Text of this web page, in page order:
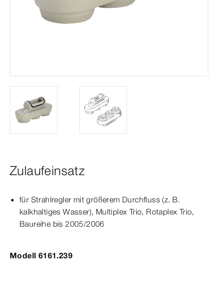
Zulaufeinsatz
für Strahlregler mit größerem Durchfluss (z. B.
kalkhaltiges Wasser), Multiplex Trio, Rotaplex Trio,
Baureihe bis 2005/2006
Modell 6161.239